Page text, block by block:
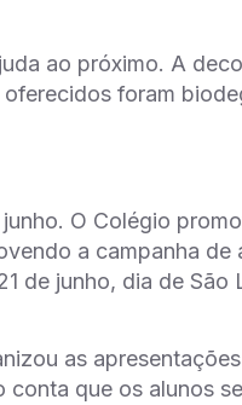
ao próximo. A
foram
O Colégio
a campanha de
de junho, dia de São
as
que os alunos